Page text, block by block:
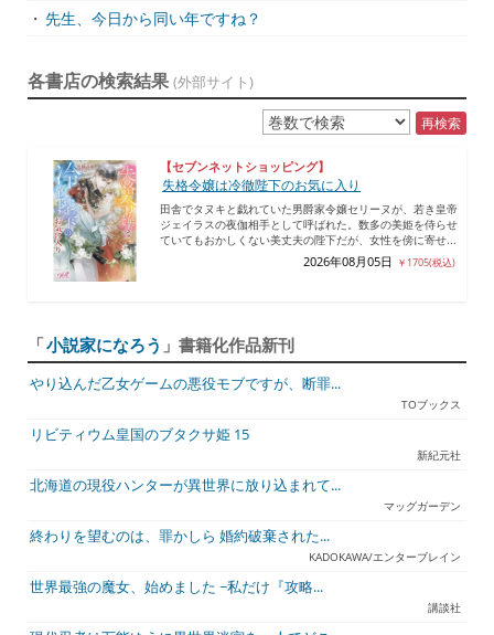
・ 先生、今日から同い年ですね？
各書店の検索結果 (外部サイト)
再検索
【セブンネットショッピング】
失格令嬢は冷徹陛下のお気に入り
田舎でタヌキと戯れていた男爵家令嬢セリーヌが、若き皇帝
ジェイラスの夜伽相手として呼ばれた。数多の美姫を侍らせ
ていてもおかしくない美丈夫の陛下だが、女性を傍に寄せ...
2026年08月05日 ￥1705(税込)
「小説家になろう 」書籍化作品新刊
やり込んだ乙女ゲームの悪役モブですが、断罪...
TOブックス
リビティウム皇国のブタクサ姫 15
新紀元社
北海道の現役ハンターが異世界に放り込まれて...
マッグガーデン
終わりを望むのは、罪かしら 婚約破棄された...
KADOKAWA/エンターブレイン
世界最強の魔女、始めました ~私だけ『攻略...
講談社